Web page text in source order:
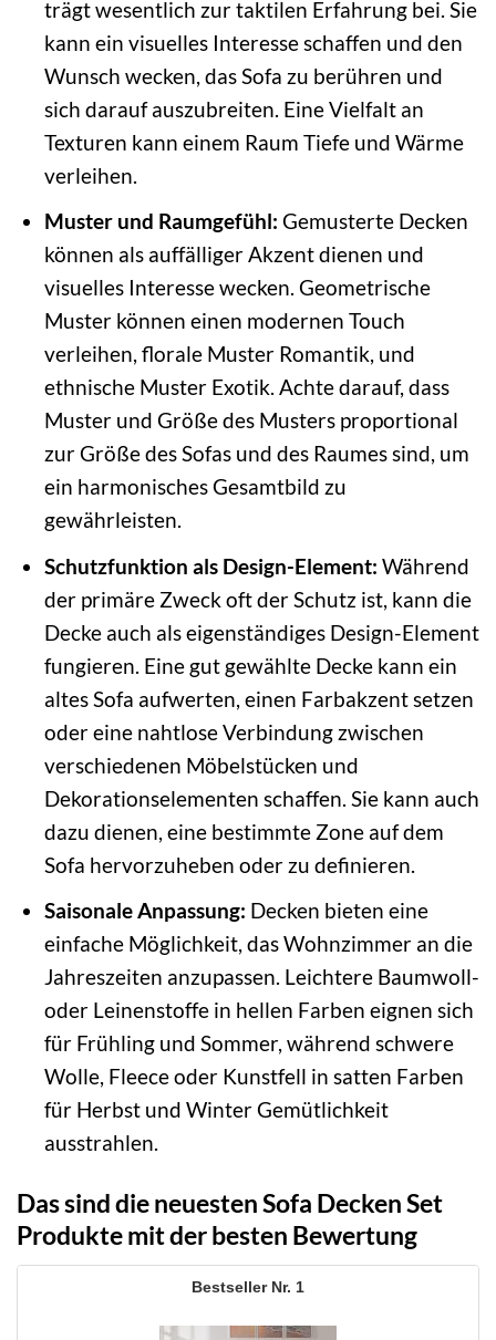
trägt wesentlich zur taktilen Erfahrung bei. Sie
kann ein visuelles Interesse schaffen und den
Wunsch wecken, das Sofa zu berühren und
sich darauf auszubreiten. Eine Vielfalt an
Texturen kann einem Raum Tiefe und Wärme
verleihen.
Muster und Raumgefühl: Gemusterte Decken
können als auffälliger Akzent dienen und
visuelles Interesse wecken. Geometrische
Muster können einen modernen Touch
verleihen, florale Muster Romantik, und
ethnische Muster Exotik. Achte darauf, dass
Muster und Größe des Musters proportional
zur Größe des Sofas und des Raumes sind, um
ein harmonisches Gesamtbild zu
gewährleisten.
Schutzfunktion als Design-Element: Während
der primäre Zweck oft der Schutz ist, kann die
Decke auch als eigenständiges Design-Element
fungieren. Eine gut gewählte Decke kann ein
altes Sofa aufwerten, einen Farbakzent setzen
oder eine nahtlose Verbindung zwischen
verschiedenen Möbelstücken und
Dekorationselementen schaffen. Sie kann auch
dazu dienen, eine bestimmte Zone auf dem
Sofa hervorzuheben oder zu definieren.
Saisonale Anpassung: Decken bieten eine
einfache Möglichkeit, das Wohnzimmer an die
Jahreszeiten anzupassen. Leichtere Baumwoll-
oder Leinenstoffe in hellen Farben eignen sich
für Frühling und Sommer, während schwere
Wolle, Fleece oder Kunstfell in satten Farben
für Herbst und Winter Gemütlichkeit
ausstrahlen.
Das sind die neuesten Sofa Decken Set
Produkte mit der besten Bewertung
1